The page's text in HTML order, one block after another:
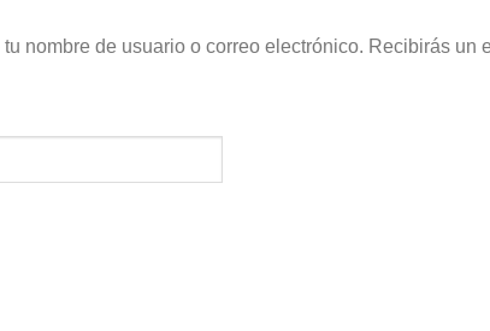
nombre de usuario o correo electrónico. Recibirás un